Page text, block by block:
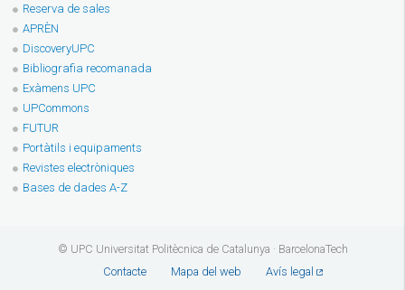
Reserva de sales
APRÈN
DiscoveryUPC
Bibliografia recomanada
Exàmens UPC
UPCommons
FUTUR
Portàtils i equipaments
Revistes electròniques
Bases de dades A-Z
© UPC Universitat Politècnica de Catalunya · BarcelonaTech
Contacte
Mapa del web Avís legal